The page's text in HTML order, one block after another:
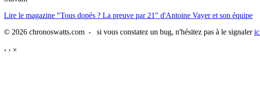
Lire le magazine "Tous dopés ? La preuve par 21" d'Antoine Vayer et son équipe
© 2026 chronoswatts.com - si vous constatez un bug, n'hésitez pas à le signaler
‹ › ×